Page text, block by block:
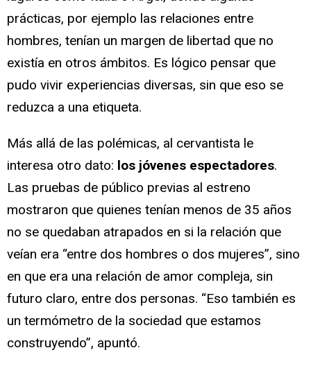
prácticas, por ejemplo las relaciones entre
hombres, tenían un margen de libertad que no
existía en otros ámbitos. Es lógico pensar que
pudo vivir experiencias diversas, sin que eso se
reduzca a una etiqueta.
Más allá de las polémicas, al cervantista le
interesa otro dato: los jóvenes espectadores.
Las pruebas de público previas al estreno
mostraron que quienes tenían menos de 35 años
no se quedaban atrapados en si la relación que
veían era “entre dos hombres o dos mujeres”, sino
en que era una relación de amor compleja, sin
futuro claro, entre dos personas. “Eso también es
un termómetro de la sociedad que estamos
construyendo”, apuntó.